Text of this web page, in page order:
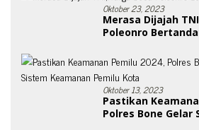
Oktober 23, 2023
Merasa Dijajah
Poleonro
Oktober 13, 2023
Pastikan
Polres Bone Gelar